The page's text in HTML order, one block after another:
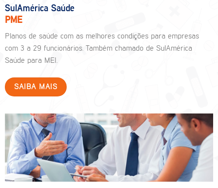
SulAmérica Saúde
PME
Planos de saúde com as melhores condições para empresas
com 3 a 29 funcionários. Também chamado de SulAmérica
Saúde para MEI.
SAIBA MAIS